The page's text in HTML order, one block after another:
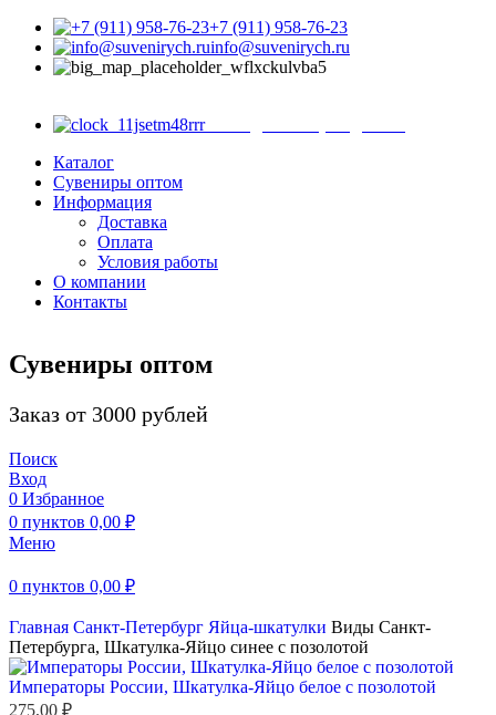
+7 (911) 958-76-23
info@suvenirych.ru
с 9.00 до 18.00 (ежедневно)
Каталог
Сувениры оптом
Информация
Доставка
Оплата
Условия работы
О компании
Контакты
Сувениры оптом
Заказ от 3000 рублей
Поиск
Вход
0 Избранное
0 пунктов 0,00 ₽
Меню
0 пунктов 0,00 ₽
Главная Санкт-Петербург Яйца-шкатулки Виды Санкт-
Петербурга, Шкатулка-Яйцо синее с позолотой
Императоры России, Шкатулка-Яйцо белое с позолотой
275,00 ₽